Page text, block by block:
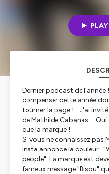
PLAY
Dernier podcast de l'année
compenser cette année
tourner la page !... J'ai
de Mathilde Cabanas...
que la marque !
Si vous ne connaissez pas
Insta annonce la couleur :
people". La marque est
fameux message "Bisou"